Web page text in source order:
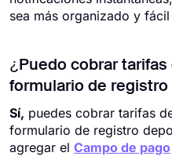
sea más organizado y fácil
¿Puedo cobrar
formulario de registro
Sí, puedes cobrar tarifas
formulario de registro
agregar el Campo de pago